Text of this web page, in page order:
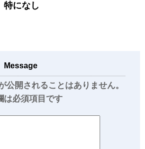
特になし
Message
公開されることはありません。
は必須項目です